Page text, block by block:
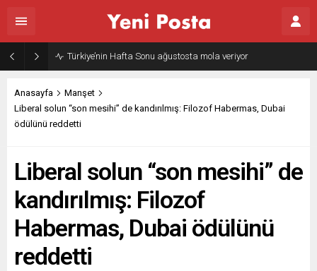
Türkiye’nin Hafta Sonu ağustosta mola veriyor
Anasayfa
Manşet
Liberal solun “son mesihi” de kandırılmış: Filozof Habermas, Dubai
ödülünü reddetti
Liberal solun “son mesihi” de
kandırılmış: Filozof
Habermas, Dubai ödülünü
reddetti